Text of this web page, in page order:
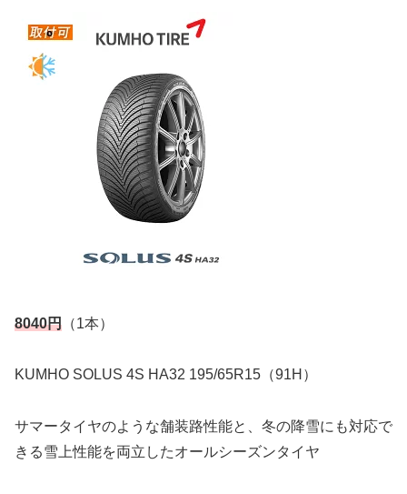
8040円 （1本）
KUMHO SOLUS 4S HA32 195/65R15（91H）
サマータイヤのような舗装路性能と、冬の降雪にも対応で
きる雪上性能を両立したオールシーズンタイヤ